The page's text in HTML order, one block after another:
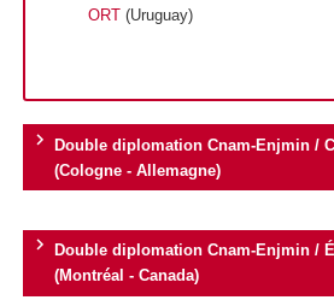
ORT (Uruguay)
Double diplomation Cnam-Enjmin /
(Cologne - Allemagne)
Double diplomation Cnam-Enjmin /
(Montréal - Canada)